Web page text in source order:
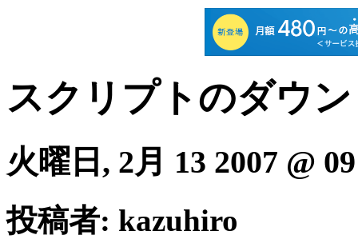
スクリプトのダウ
火曜日, 2月 13 2007 @
投稿者: kazuhiro